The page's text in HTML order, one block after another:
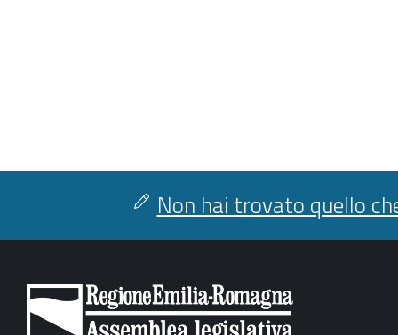
Non hai trovato quello